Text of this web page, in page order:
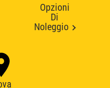
Opzioni
Di
Noleggio